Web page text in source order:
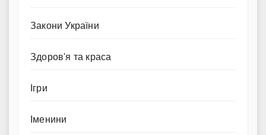
Закони України
Здоров'я та краса
Ігри
Іменини